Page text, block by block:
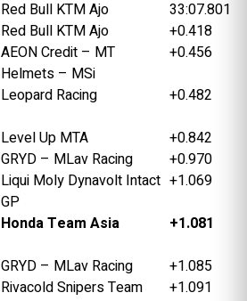
Red Bull KTM Ajo
33:07.801
Red Bull KTM Ajo
+0.418
AEON Credit – MT
Helmets – MSi
+0.456
Leopard Racing
+0.482
Level Up MTA
+0.842
GRYD – MLav Racing
+0.970
Liqui Moly Dynavolt Intact
GP
+1.069
Honda Team Asia
+1.081
GRYD – MLav Racing
+1.085
Rivacold Snipers Team +1.091